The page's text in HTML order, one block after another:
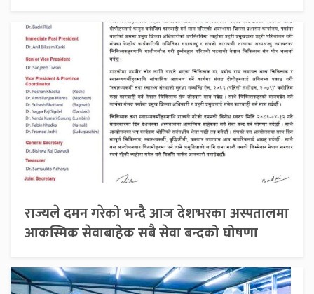
राज्यले दमन गरेको भन्दै आज देशभरका अस्पतालमा
आकस्मिक सेवाबाहेक सबै सेवा बन्दको घोषणा